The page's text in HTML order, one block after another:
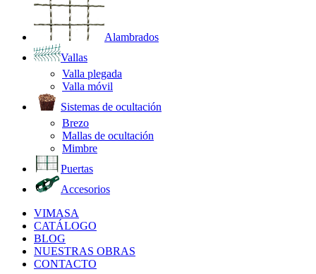
Alambrados
Vallas
Valla plegada
Valla móvil
Sistemas de ocultación
Brezo
Mallas de ocultación
Mimbre
Puertas
Accesorios
VIMASA
CATÁLOGO
BLOG
NUESTRAS OBRAS
CONTACTO